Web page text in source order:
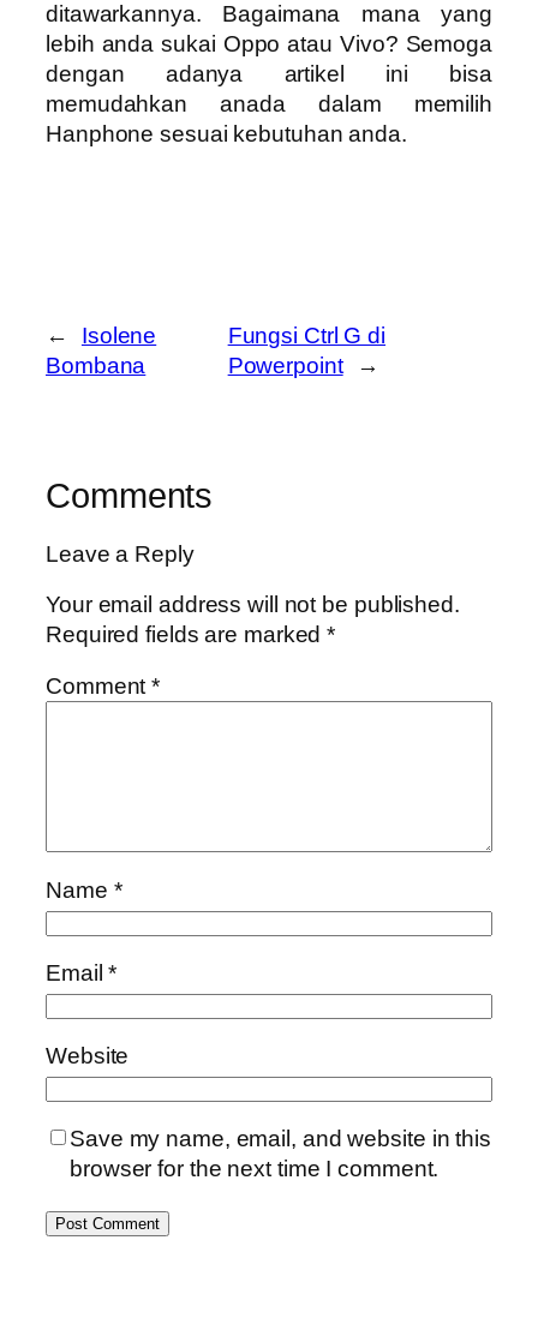
ditawarkannya. Bagaimana mana yang
lebih anda sukai Oppo atau Vivo? Semoga
dengan adanya artikel ini bisa
memudahkan anada dalam memilih
Hanphone sesuai kebutuhan anda.
←
Isolene
Bombana
Fungsi Ctrl G di
Powerpoint
→
Comments
Leave a Reply
Your email address will not be published.
Required fields are marked*
Comment*
Name *
Email*
Website
Save my name, email, and website in this
browser for the next time I comment.